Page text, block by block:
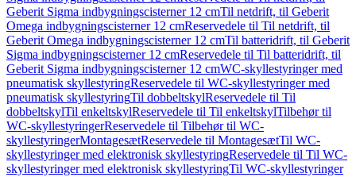
Geberit Sigma indbygningscisterner 12 cmTil netdrift, til Geberit
Omega indbygningscisterner 12 cmReservedele til Til netdrift, til
Geberit Omega indbygningscisterner 12 cmTil batteridrift, til Geberit
Sigma indbygningscisterner 12 cmReservedele til Til batteridrift, til
Geberit Sigma indbygningscisterner 12 cmWC-skyllestyringer med
pneumatisk skyllestyringReservedele til WC-skyllestyringer med
pneumatisk skyllestyringTil dobbeltskylReservedele til Til
dobbeltskylTil enkeltskylReservedele til Til enkeltskylTilbehør til
WC-skyllestyringerReservedele til Tilbehør til WC-
skyllestyringerMontagesætReservedele til MontagesætTil WC-
skyllestyringer med elektronisk skyllestyringReservedele til Til WC-
skyllestyringer med elektronisk skyllestyringTil WC-skyllestyringer